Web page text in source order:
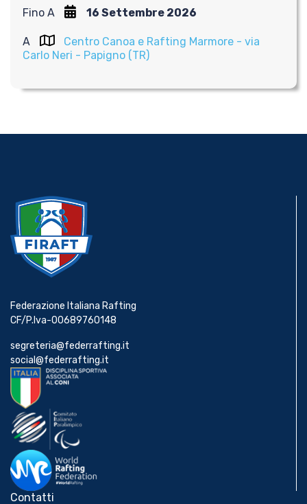
Fino A 16 Settembre 2026
A
Centro Canoa e Rafting Marmore - via
Carlo Neri - Papigno (TR)
Federazione Italiana Rafting
CF/P.Iva-00689760148
segreteria@federrafting.it
social@federrafting.it
Contatti